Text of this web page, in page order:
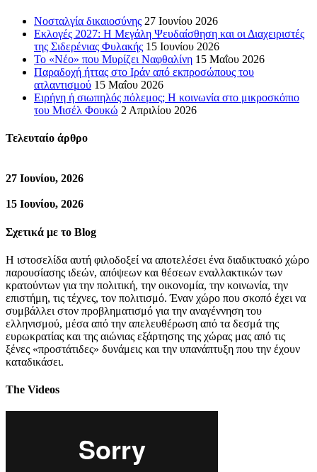
Νοσταλγία δικαιοσύνης 27 Ιουνίου 2026
Εκλογές 2027: Η Μεγάλη Ψευδαίσθηση και οι Διαχειριστές
της Σιδερένιας Φυλακής 15 Ιουνίου 2026
Το «Νέο» που Μυρίζει Ναφθαλίνη 15 Μαΐου 2026
Παραδοχή ήττας στο Ιράν από εκπροσώπους του
ατλαντισμού 15 Μαΐου 2026
Ειρήνη ή σιωπηλός πόλεμος; Η κοινωνία στο μικροσκόπιο
του Μισέλ Φουκώ 2 Απριλίου 2026
Τελευταίο άρθρο
27 Ιουνίου, 2026
15 Ιουνίου, 2026
Σχετικά με το Blog
Η ιστοσελίδα αυτή φιλοδοξεί να αποτελέσει ένα διαδικτυακό χώρο
παρουσίασης ιδεών, απόψεων και θέσεων εναλλακτικών των
κρατούντων για την πολιτική, την οικονομία, την κοινωνία, την
επιστήμη, τις τέχνες, τον πολιτισμό. Έναν χώρο που σκοπό έχει να
συμβάλλει στον προβληματισμό για την αναγέννηση του
ελληνισμού, μέσα από την απελευθέρωση από τα δεσμά της
ευρωκρατίας και της αιώνιας εξάρτησης της χώρας μας από τις
ξένες «προστάτιδες» δυνάμεις και την υπανάπτυξη που την έχουν
καταδικάσει.
The Videos